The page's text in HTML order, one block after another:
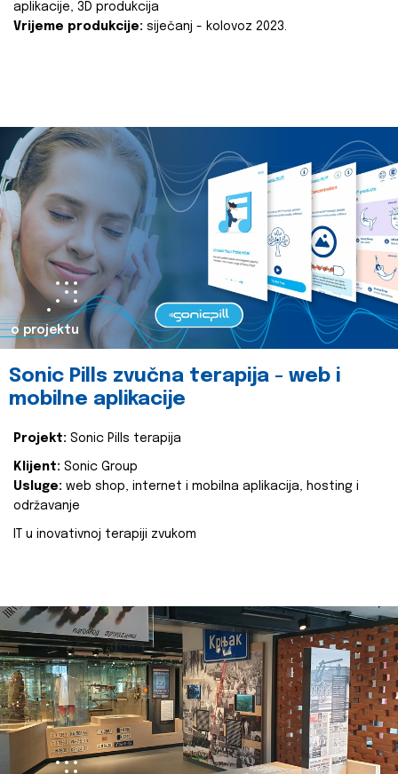
aplikacije, 3D produkcija
Vrijeme produkcije: siječanj - kolovoz 2023.
o projektu
Sonic Pills zvučna terapija - web i
mobilne aplikacije
Projekt: Sonic Pills terapija
Klijent: Sonic Group
Usluge: web shop, internet i mobilna aplikacija, hosting i
održavanje
IT u inovativnoj terapiji zvukom